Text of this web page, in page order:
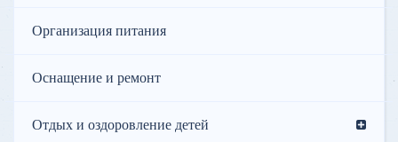
Организация питания
Оснащение и ремонт
Отдых и оздоровление детей